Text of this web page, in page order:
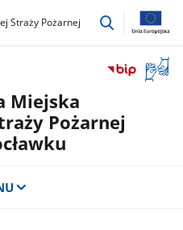
Straży Pożarnej
przejdź
okno
Miejska
Pożarnej